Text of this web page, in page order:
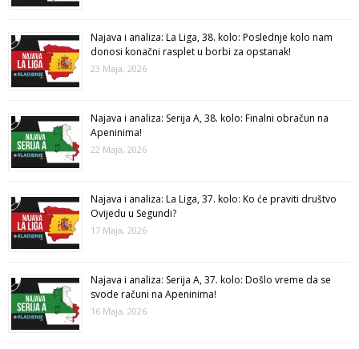
Najava i analiza: La Liga, 38. kolo: Poslednje kolo nam
donosi konačni rasplet u borbi za opstanak!
23 Maja, 2026
Najava i analiza: Serija A, 38. kolo: Finalni obračun na
Apeninima!
22 Maja, 2026
Najava i analiza: La Liga, 37. kolo: Ko će praviti društvo
Ovijedu u Segundi?
17 Maja, 2026
Najava i analiza: Serija A, 37. kolo: Došlo vreme da se
svode računi na Apeninima!
16 Maja, 2026